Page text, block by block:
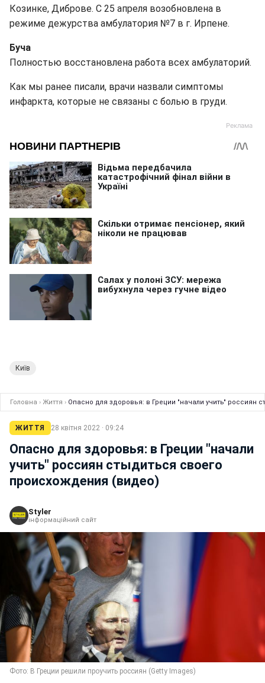
Козинке, Диброве. С 25 апреля возобновлена ​​в
режиме дежурства амбулатория №7 в г. Ирпене.
Буча
Полностью восстановлена ​​работа всех амбулаторий.
Как мы ранее писали, врачи назвали симптомы
инфаркта, которые не связаны с болью в груди.
Київ
Головна › Життя › Опасно для здоровья: в Греции "начали учить" россиян
ЖИТТЯ 28 квітня 2022 · 09:24
Опасно для здоровья: в Греции "начали
учить" россиян стыдиться своего
происхождения (видео)
Styler
інформаційний сайт
Фото: В Греции решили проучить россиян (Getty Images)